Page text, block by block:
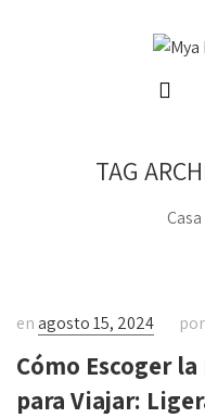
TAG
Casa
enagosto 15, 2024 por
Cómo Escoger
para Viajar: